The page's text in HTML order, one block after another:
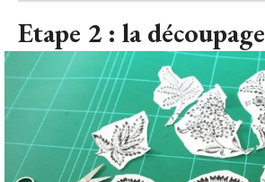
Etape 2 : la découpage